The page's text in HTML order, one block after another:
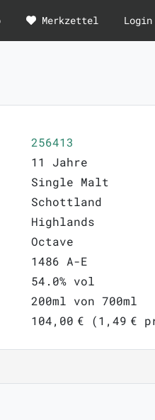
Merkzettel Login
256413
11 Jahre
Single Malt
Schottland
Highlands
Octave
1486 A-E
54.0% vol
200ml von 700ml
104,00 € (1,49 €